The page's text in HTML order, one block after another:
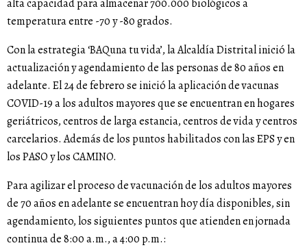
alta capacidad para almacenar 700.000 biológicos a
temperatura entre -70 y -80 grados.
Con la estrategia ‘BAQuna tu vida’, la Alcaldía Distrital inició la
actualización y agendamiento de las personas de 80 años en
adelante. El 24 de febrero se inició la aplicación de vacunas
COVID-19 a los adultos mayores que se encuentran en hogares
geriátricos, centros de larga estancia, centros de vida y centros
carcelarios. Además de los puntos habilitados con las EPS y en
los PASO y los CAMINO.
Para agilizar el proceso de vacunación de los adultos mayores
de 70 años en adelante se encuentran hoy día disponibles, sin
agendamiento, los siguientes puntos que atienden en jornada
continua de 8:00 a.m., a 4:00 p.m.: